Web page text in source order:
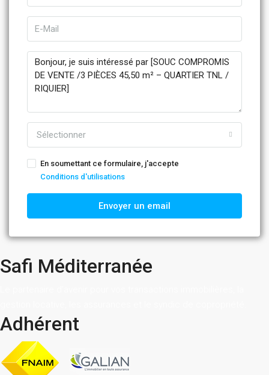
Sélectionner
En soumettant ce formulaire, j'accepte
Conditions d'utilisations
Envoyer un email
Safi Méditerranée
Adhérent